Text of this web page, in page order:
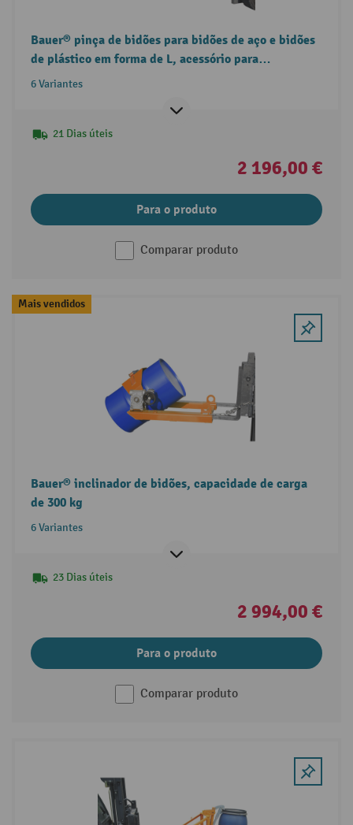
Bauer® pinça de bidões para bidões de aço e bidões
de plástico em forma de L, acessório para
empilhador
6 Variantes
21 Dias úteis
2 196,00 €
Para o produto
Comparar produto
Mais vendidos
Bauer® inclinador de bidões, capacidade de carga
de 300 kg
6 Variantes
23 Dias úteis
2 994,00 €
Para o produto
Comparar produto